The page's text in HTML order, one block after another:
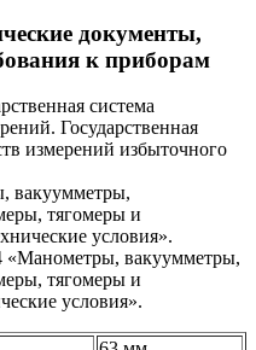
документы,
к приборам
система
Государственная
измерений избыточного
вакуумметры,
тягомеры и
условия».
«Манометры, вакуумметры,
тягомеры и
условия».